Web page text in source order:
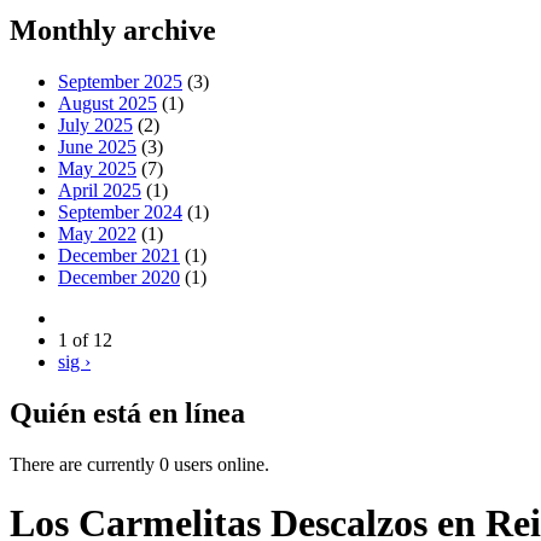
Monthly archive
September 2025 (3)
August 2025 (1)
July 2025 (2)
June 2025 (3)
May 2025 (7)
April 2025 (1)
September 2024 (1)
May 2022 (1)
December 2021 (1)
December 2020 (1)
1 of 12
sig ›
Quién está en línea
There are currently 0 users online.
Los Carmelitas Descalzos en